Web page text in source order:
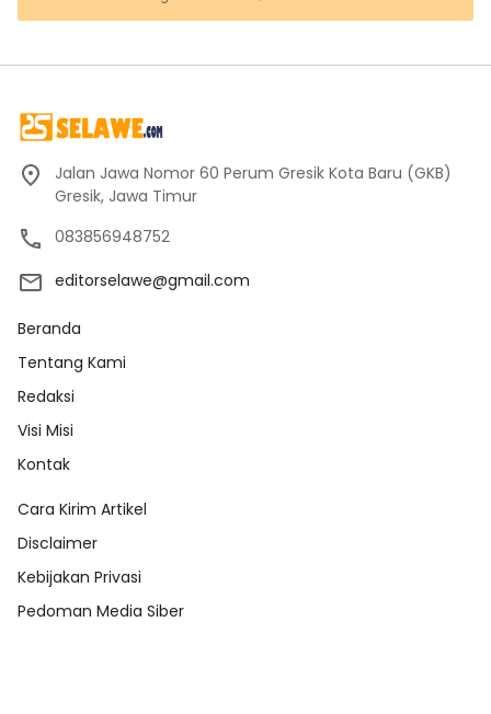
Jalan Jawa Nomor 60 Perum Gresik Kota Baru (GKB)
Gresik, Jawa Timur
083856948752
editorselawe@gmail.com
Beranda
Tentang Kami
Redaksi
Visi Misi
Kontak
Cara Kirim Artikel
Disclaimer
Kebijakan Privasi
Pedoman Media Siber